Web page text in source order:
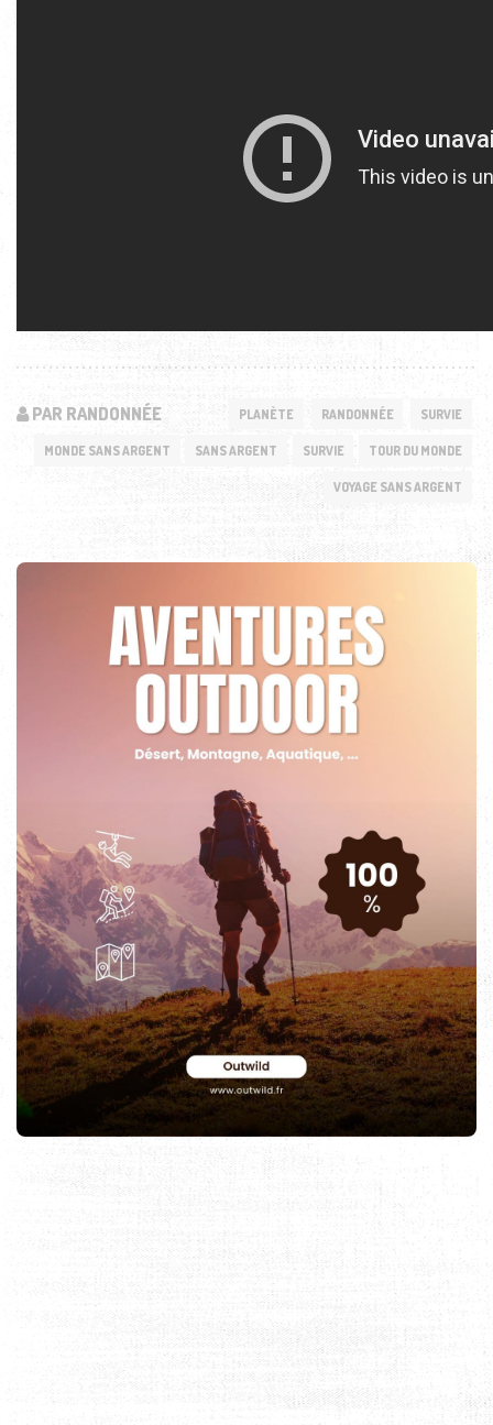
PAR RANDONNÉE PLANÈTE RANDONNÉE SURVIE
MONDE SANS ARGENT SANS ARGENT SURVIE TOUR DU MONDE
VOYAGE SANS ARGENT